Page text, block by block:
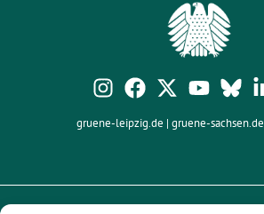
gruene-leipzig.de | gruene-sachsen.de